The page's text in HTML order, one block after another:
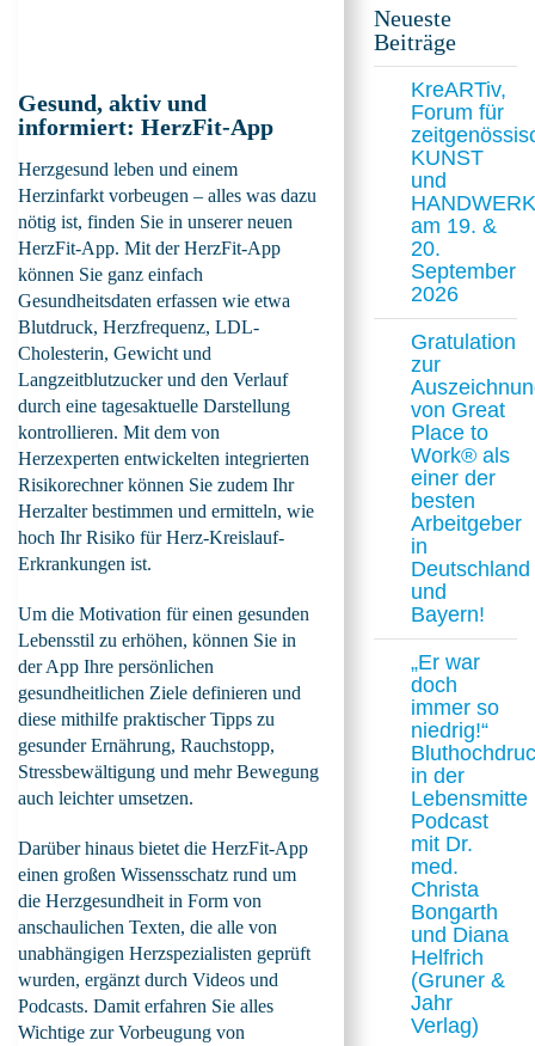
Gesund, aktiv und
informiert: HerzFit-App
Herzgesund leben und einem
Herzinfarkt vorbeugen – alles was dazu
nötig ist, finden Sie in unserer neuen
HerzFit-App. Mit der HerzFit-App
können Sie ganz einfach
Gesundheitsdaten erfassen wie etwa
Blutdruck, Herzfrequenz, LDL-
Cholesterin, Gewicht und
Langzeitblutzucker und den Verlauf
durch eine tagesaktuelle Darstellung
kontrollieren. Mit dem von
Herzexperten entwickelten integrierten
Risikorechner können Sie zudem Ihr
Herzalter bestimmen und ermitteln, wie
hoch Ihr Risiko für Herz-Kreislauf-
Erkrankungen ist.
Um die Motivation für einen gesunden
Lebensstil zu erhöhen, können Sie in
der App Ihre persönlichen
gesundheitlichen Ziele definieren und
diese mithilfe praktischer Tipps zu
gesunder Ernährung, Rauchstopp,
Stressbewältigung und mehr Bewegung
auch leichter umsetzen.
Darüber hinaus bietet die HerzFit-App
einen großen Wissensschatz rund um
die Herzgesundheit in Form von
anschaulichen Texten, die alle von
unabhängigen Herzspezialisten geprüft
wurden, ergänzt durch Videos und
Podcasts. Damit erfahren Sie alles
Wichtige zur Vorbeugung von
Neueste
Beiträge
KreARTiv,
Forum für
KUNST
und
am 19. &
20.
September
2026
Gratulation
zur
von Great
Place to
Work® als
einer der
besten
Arbeitgeber
in
Deutschland
und
Bayern!
„Er war
doch
immer so
niedrig!“
in der
Lebensmitte
Podcast
mit Dr.
med.
Christa
Bongarth
und Diana
Helfrich
(Gruner &
Jahr
Verlag)